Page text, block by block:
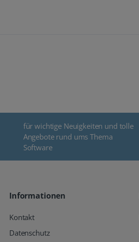
für wichtige Neuigkeiten und tolle
Angebote rund ums Thema
Software
Informationen
Kontakt
Datenschutz